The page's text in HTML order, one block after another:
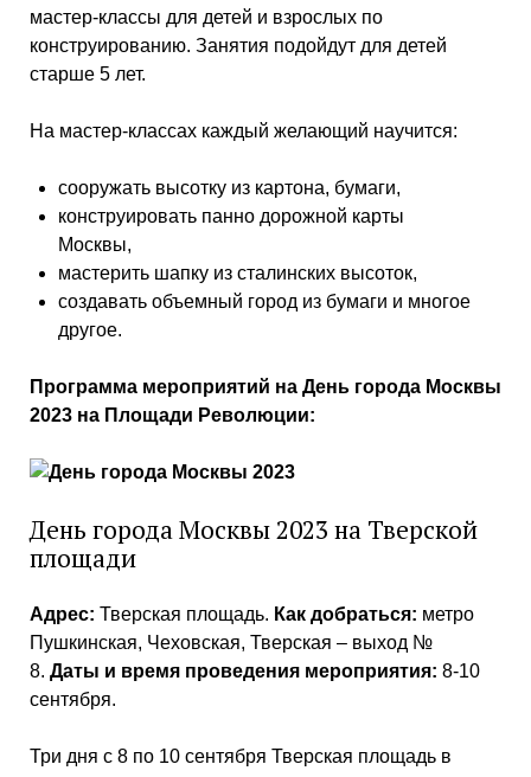
мастер-классы для детей и взрослых по
конструированию. Занятия подойдут для детей
старше 5 лет.
На мастер-классах каждый желающий научится:
сооружать высотку из картона, бумаги,
конструировать панно дорожной карты
Москвы,
мастерить шапку из сталинских высоток,
создавать объемный город из бумаги и многое
другое.
Программа мероприятий на День города Москвы
2023 на Площади Революции:
День города Москвы 2023 на Тверской
площади
Адрес: Тверская площадь. Как добраться: метро
Пушкинская, Чеховская, Тверская – выход №
8. Даты и время проведения мероприятия: 8-10
сентября.
Три дня с 8 по 10 сентября Тверская площадь в